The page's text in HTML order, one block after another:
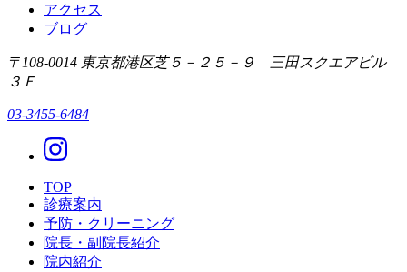
アクセス
ブログ
〒108-0014 東京都港区芝５－２５－９ 三田スクエアビル
３Ｆ
03-3455-6484
TOP
診療案内
予防・クリーニング
院長・副院長紹介
院内紹介